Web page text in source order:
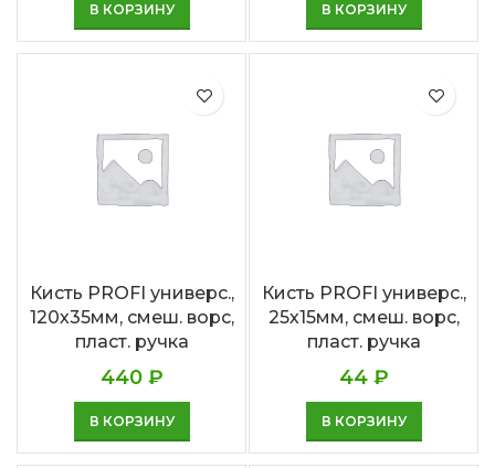
В КОРЗИНУ В КОРЗИНУ
Кисть PROFI универс.,
120х35мм, смеш. ворс,
пласт. ручка
440 ₽
В КОРЗИНУ
Кисть PROFI универс.,
25х15мм, смеш. ворс,
пласт. ручка
44 ₽
В КОРЗИНУ